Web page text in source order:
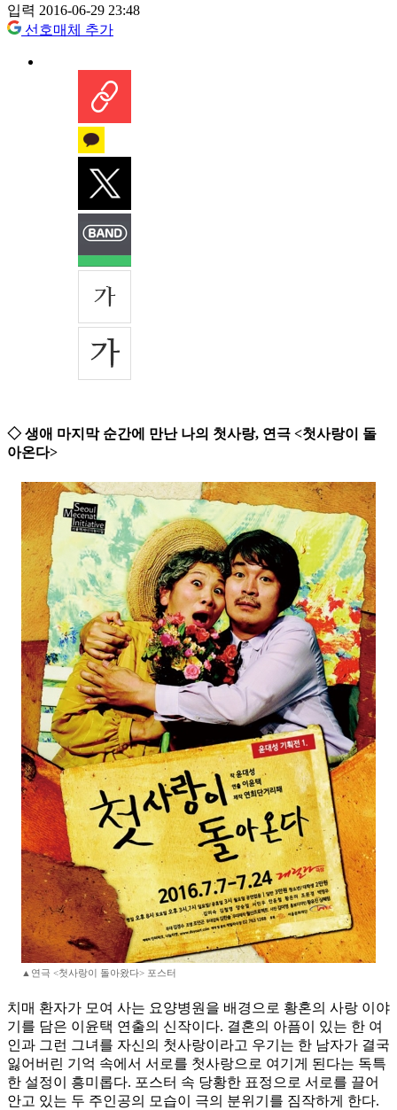
입력 2016-06-29 23:48
선호매체 추가
◇ 생애 마지막 순간에 만난 나의 첫사랑, 연극 <첫사랑이 돌
아온다>
▲연극 <첫사랑이 돌아왔다> 포스터
치매 환자가 모여 사는 요양병원을 배경으로 황혼의 사랑 이야
기를 담은 이윤택 연출의 신작이다. 결혼의 아픔이 있는 한 여
인과 그런 그녀를 자신의 첫사랑이라고 우기는 한 남자가 결국
잃어버린 기억 속에서 서로를 첫사랑으로 여기게 된다는 독특
한 설정이 흥미롭다. 포스터 속 당황한 표정으로 서로를 끌어
안고 있는 두 주인공의 모습이 극의 분위기를 짐작하게 한다.